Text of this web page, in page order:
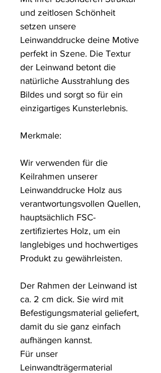
und zeitlosen Schönheit
setzen unsere
Leinwanddrucke deine Motive
perfekt in Szene. Die Textur
der Leinwand betont die
natürliche Ausstrahlung des
Bildes und sorgt so für ein
einzigartiges Kunsterlebnis.
Merkmale:
Wir verwenden für die
Keilrahmen unserer
Leinwanddrucke Holz aus
verantwortungsvollen Quellen,
hauptsächlich FSC-
zertifiziertes Holz, um ein
langlebiges und hochwertiges
Produkt zu gewährleisten.
Der Rahmen der Leinwand ist
ca. 2 cm dick. Sie wird mit
Befestigungsmaterial geliefert,
damit du sie ganz einfach
aufhängen kannst.
Für unser
Leinwandträgermaterial